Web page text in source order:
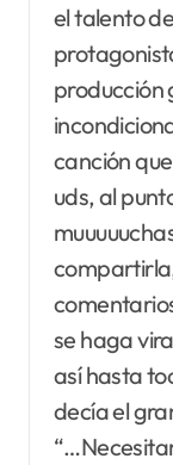
el talento
producción
canción
uds, al
se haga
así hasta
decía el